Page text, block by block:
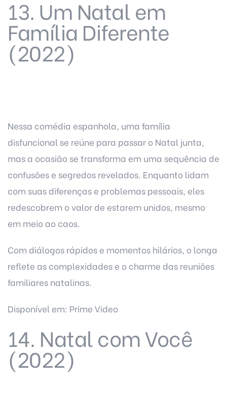
13. Um Natal em
Família Diferente
(2022)
Nessa comédia espanhola, uma família
disfuncional se reúne para passar o Natal junta,
mas a ocasião se transforma em uma sequência de
confusões e segredos revelados. Enquanto lidam
com suas diferenças e problemas pessoais, eles
redescobrem o valor de estarem unidos, mesmo
em meio ao caos.
Com diálogos rápidos e momentos hilários, o longa
reflete as complexidades e o charme das reuniões
familiares natalinas.
Disponível em: Prime Video
14. Natal com Você
(2022)